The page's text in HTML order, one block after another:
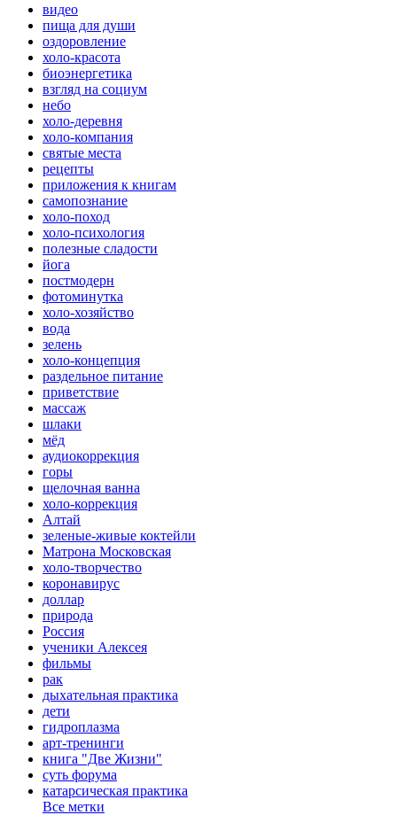
видео
пища для души
оздоровление
холо-красота
биоэнергетика
взгляд на социум
небо
холо-деревня
холо-компания
святые места
рецепты
приложения к книгам
самопознание
холо-поход
холо-психология
полезные сладости
йога
постмодерн
фотоминутка
холо-хозяйство
вода
зелень
холо-концепция
раздельное питание
приветствие
массаж
шлаки
мёд
аудиокоррекция
горы
щелочная ванна
холо-коррекция
Алтай
зеленые-живые коктейли
Матрона Московская
холо-творчество
коронавирус
доллар
природа
Россия
ученики Алексея
фильмы
рак
дыхательная практика
дети
гидроплазма
арт-тренинги
книга "Две Жизни"
суть форума
катарсическая практика
Все метки